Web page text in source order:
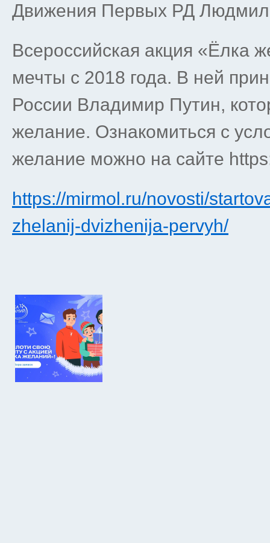
Движения Первых РД
Всероссийская акция «Ёлка
мечты с 2018 года. В ней
России Владимир Путин,
желание. Ознакомиться с
желание можно на сайте
https://mirmol.ru/novosti/
zhelanij-dvizhenija-pervyh/